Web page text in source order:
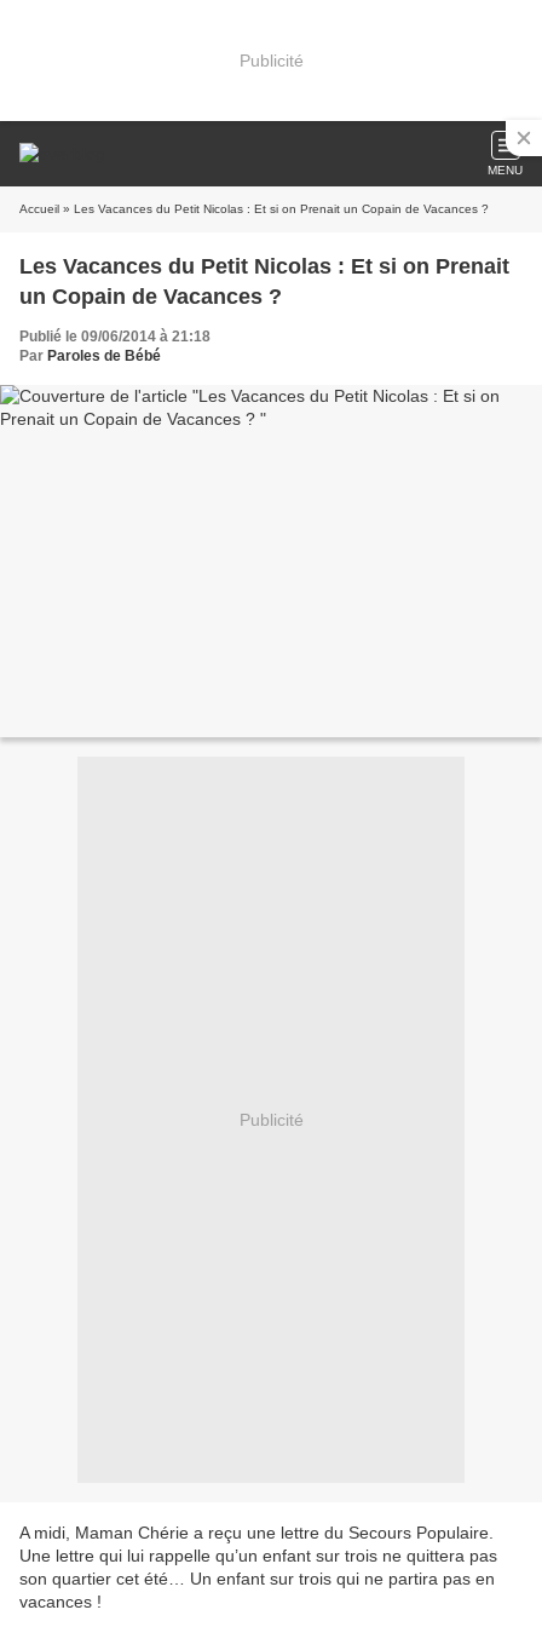
Publicité
MENU
Accueil » Les Vacances du Petit Nicolas : Et si on Prenait un Copain de Vacances ?
Les Vacances du Petit Nicolas : Et si on Prenait
un Copain de Vacances ?
Publié le 09/06/2014 à 21:18
Par Paroles de Bébé
Publicité
A midi, Maman Chérie a reçu une lettre du Secours Populaire.
Une lettre qui lui rappelle qu’un enfant sur trois ne quittera pas
son quartier cet été… Un enfant sur trois qui ne partira pas en
vacances !